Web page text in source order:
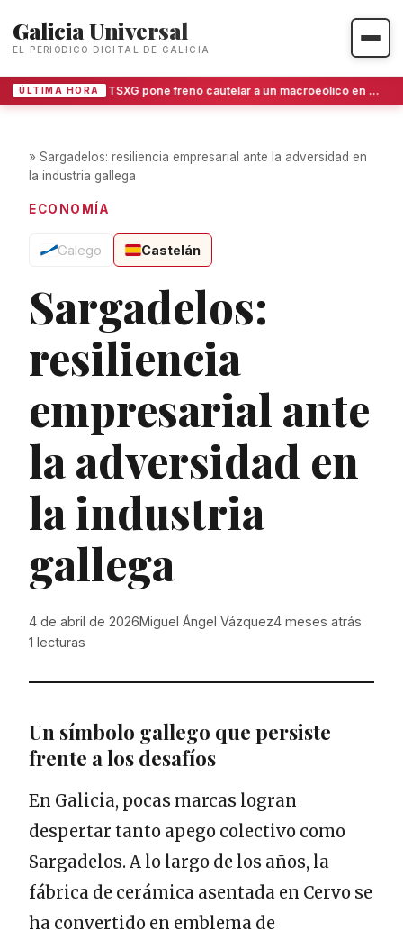
Galicia Universal
EL PERIÓDICO DIGITAL DE GALICIA
ÚLTIMA HORA El TSXG pone freno cautelar a un macroeólico en O Invernadoiro
» Sargadelos: resiliencia empresarial ante la adversidad en
la industria gallega
ECONOMÍA
Galego Castelán
Sargadelos:
resiliencia
empresarial ante
la adversidad en
la industria
gallega
4 de abril de 2026Miguel Ángel Vázquez4 meses atrás
1 lecturas
Un símbolo gallego que persiste
frente a los desafíos
En Galicia, pocas marcas logran
despertar tanto apego colectivo como
Sargadelos. A lo largo de los años, la
fábrica de cerámica asentada en Cervo se
ha convertido en emblema de